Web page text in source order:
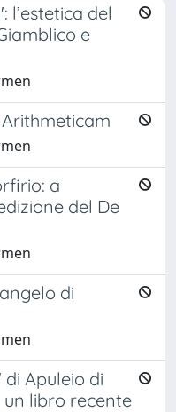
l’estetica del
e
a
del De
di
Apuleio di
libro recente